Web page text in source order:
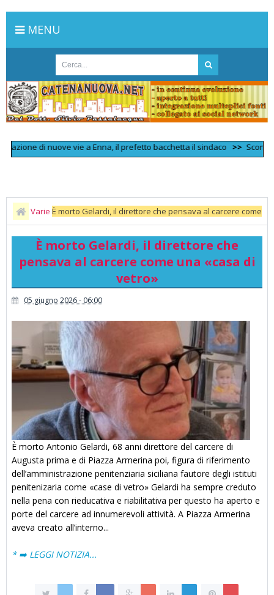
MENU
di nuove vie a Enna, il prefetto bacchetta il sindaco >> Scontro
Varie È morto Gelardi, il direttore che pensava al carcere come
una «casa di vetro»
È morto Gelardi, il direttore che
pensava al carcere come una «casa di
vetro»
05 giugno 2026 - 06:00
È morto Antonio Gelardi, 68 anni direttore del carcere di
Augusta prima e di Piazza Armerina poi, figura di riferimento
dell’amministrazione penitenziaria siciliana fautore degli istituti
penitenizaria come «case di vetro» Gelardi ha sempre creduto
nella pena con rieducativa e riabilitativa per questo ha aperto e
porte del carcere ad innumerevoli attività. A Piazza Armerina
aveva creato all’interno...
* ➡️ LEGGI NOTIZIA...